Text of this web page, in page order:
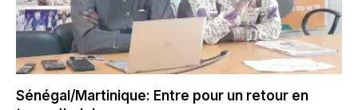
Sénégal/Martinique: Entre pour un retour en